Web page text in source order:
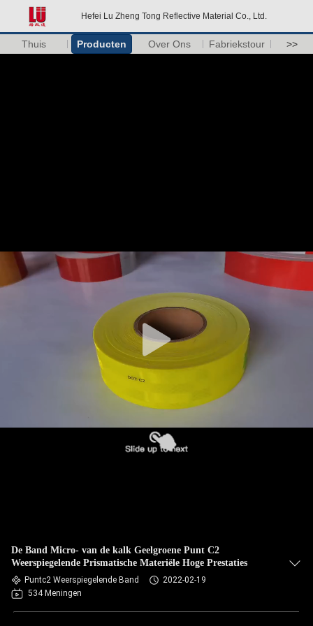
Hefei Lu Zheng Tong Reflective Material Co., Ltd.
Thuis Producten Over Ons Fabriekstour >>
De Band Micro- van de kalk Geelgroene Punt C2
Weerspiegelende Prismatische Materiële Hoge Prestaties
Puntc2 Weerspiegelende Band
2022-02-19
534 Meningen